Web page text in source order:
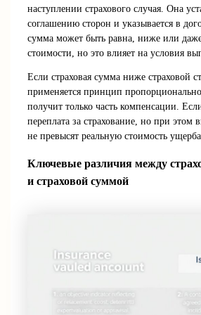
наступлении страхового случая. Она
соглашению сторон и указывается в
сумма может быть равна, ниже или
стоимости, но это влияет на условия
Если страховая сумма ниже страховой
применяется принцип
получит только часть компенсации.
переплата за страхование, но при этом
не превысят реальную стоимость
Ключевые различия между
и страховой суммой